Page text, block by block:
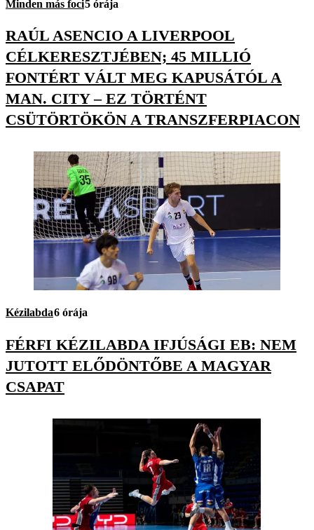
Minden más foci5 órája
RAÚL ASENCIO A LIVERPOOL
CÉLKERESZTJÉBEN; 45 MILLIÓ
FONTÉRT VÁLT MEG KAPUSÁTÓL A
MAN. CITY – EZ TÖRTÉNT
CSÜTÖRTÖKÖN A TRANSZFERPIACON
Kézilabda6 órája
FÉRFI KÉZILABDA IFJÚSÁGI EB: NEM
JUTOTT ELŐDÖNTŐBE A MAGYAR
CSAPAT